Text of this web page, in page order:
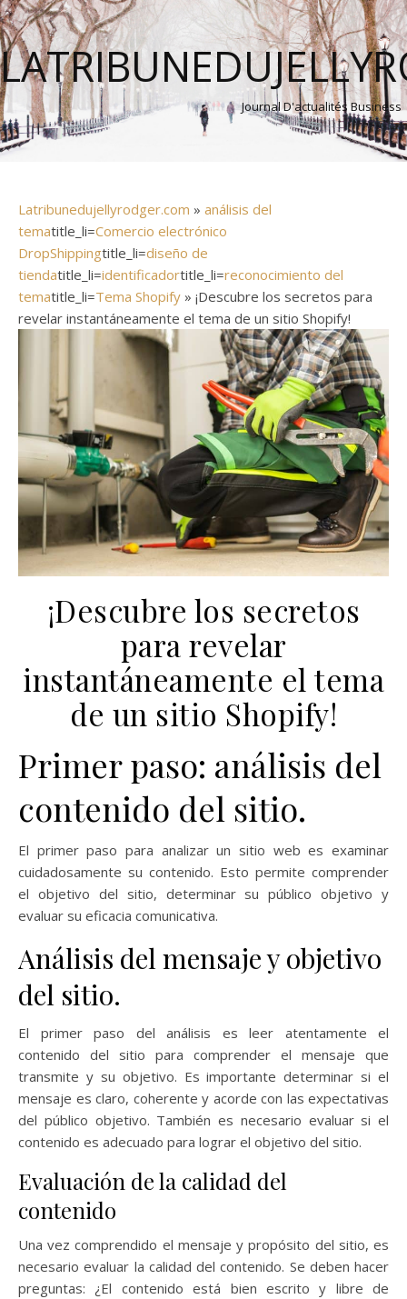
Journal D'actualités Business
Latribunedujellyrodger.com » análisis del
tematitle_li=Comercio electrónico
DropShippingtitle_li=diseño de
tiendatitle_li=identificadortitle_li=reconocimiento del
tematitle_li=Tema Shopify » ¡Descubre los secretos para
revelar instantáneamente el tema de un sitio Shopify!
¡Descubre los secretos
para revelar
instantáneamente el tema
de un sitio Shopify!
Primer paso: análisis del
contenido del sitio.
El primer paso para analizar un sitio web es examinar
cuidadosamente su contenido. Esto permite comprender
el objetivo del sitio, determinar su público objetivo y
evaluar su eficacia comunicativa.
Análisis del mensaje y objetivo
del sitio.
El primer paso del análisis es leer atentamente el
contenido del sitio para comprender el mensaje que
transmite y su objetivo. Es importante determinar si el
mensaje es claro, coherente y acorde con las expectativas
del público objetivo. También es necesario evaluar si el
contenido es adecuado para lograr el objetivo del sitio.
Evaluación de la calidad del
contenido
Una vez comprendido el mensaje y propósito del sitio, es
necesario evaluar la calidad del contenido. Se deben hacer
preguntas: ¿El contenido está bien escrito y libre de